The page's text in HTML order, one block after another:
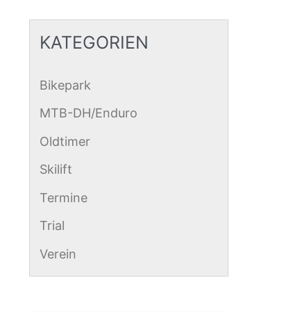
KATEGORIEN
Bikepark
MTB-DH/Enduro
Oldtimer
Skilift
Termine
Trial
Verein